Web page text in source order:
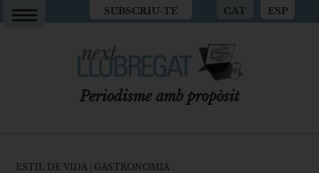
SUBSCRIU-TE CAT ESP
Periodisme amb propòsit
ESTIL DE VIDA GASTRONOMIA